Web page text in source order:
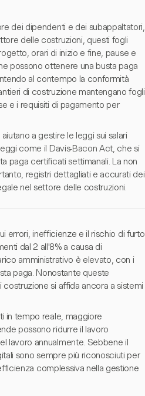
dei dipendenti e dei subappaltatori,
delle costruzioni, questi fogli
orari di inizio e fine, pause e
possono ottenere una busta paga
al contempo la conformità
di costruzione mantengano fogli
e i requisiti di pagamento per
a gestire le leggi sui salari
come il Davis-Bacon Act, che si
paga certificati settimanali. La non
registri dettagliati e accurati dei
nel settore delle costruzioni.
errori, inefficienze e il rischio di furto
dal 2 all'8% a causa di
amministrativo è elevato, con i
paga. Nonostante queste
si affida ancora a sistemi
in tempo reale, maggiore
possono ridurre il lavoro
lavoro annualmente. Sebbene il
sono sempre più riconosciuti per
complessiva nella gestione